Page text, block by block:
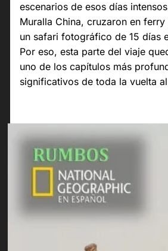
escenarios de esos días
Muralla China, cruzaron en
un safari fotográfico de 15 días
Por eso, esta parte del viaje
uno de los capítulos más
significativos de toda la vuelta